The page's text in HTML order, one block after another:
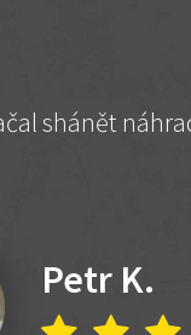
shánět
Petr K.